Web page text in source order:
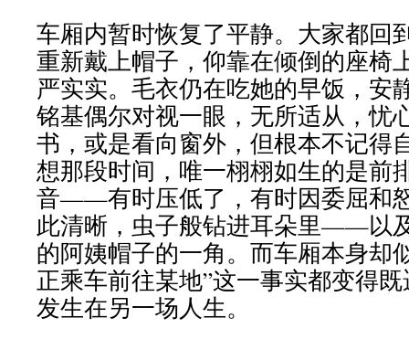
车厢内暂时恢复了平静。大家都回
重新戴上帽子，仰靠在倾倒的座椅
严实实。毛衣仍在吃她的早饭，安
铭基偶尔对视一眼，无所适从，忧
书，或是看向窗外，但根本不记得
想那段时间，唯一栩栩如生的是前
音——有时压低了，有时因委屈和
此清晰，虫子般钻进耳朵里——以
的阿姨帽子的一角。而车厢本身却
正乘车前往某地”这一事实都变得
发生在另一场人生。